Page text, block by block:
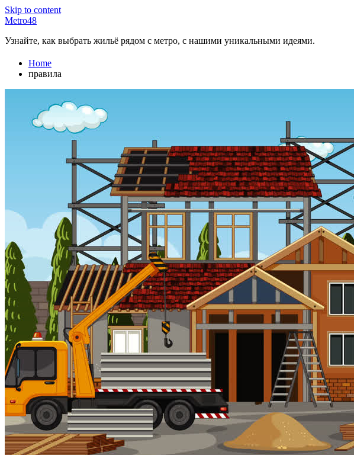
Skip to content
Metro48
Узнайте, как выбрать жильё рядом с метро, с нашими уникальными идеями.
Home
правила